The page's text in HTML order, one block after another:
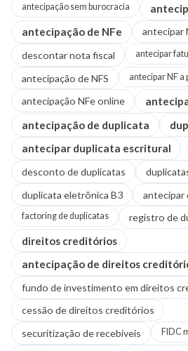
antecipação sem burocracia
antecipação de NFe
antecipar
descontar nota fiscal
antecipar
antecipação de NFS antecipar NF a
antecipação NFe online
antecipação de duplicata
antecipar duplicata escritural
desconto de duplicatas
duplicata eletrônica B3
antecipar
factoring de duplicatas registro de
direitos creditórios
antecipação de direitos
fundo de investimento em direitos
cessão de direitos creditórios
securitização de recebíveis
FIDC